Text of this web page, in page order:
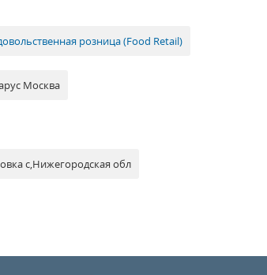
розница (Food Retail)
Москва
c,Нижегородская обл